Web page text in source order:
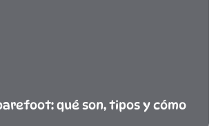
qué son, tipos y cómo